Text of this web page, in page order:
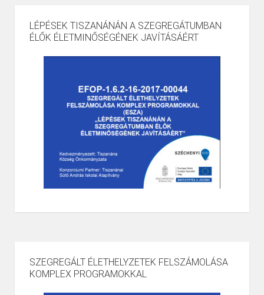
LÉPÉSEK TISZANÁNÁN A SZEGREGÁTUMBAN
ÉLŐK ÉLETMINŐSÉGÉNEK JAVÍTÁSÁÉRT
SZEGREGÁLT ÉLETHELYZETEK FELSZÁMOLÁSA
KOMPLEX PROGRAMOKKAL